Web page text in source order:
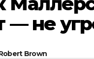
— не
Brown